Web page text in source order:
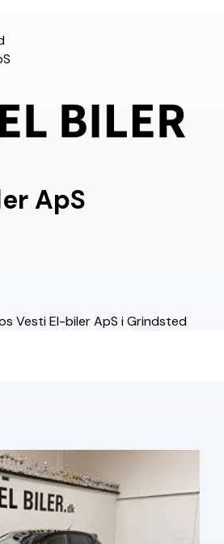
ApS
Vesti El-biler ApS i Grindsted